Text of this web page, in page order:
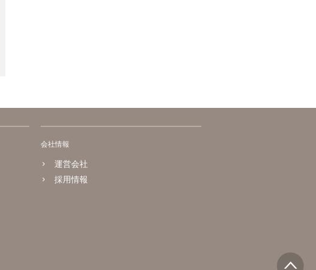
会社情報
運営会社
採用情報